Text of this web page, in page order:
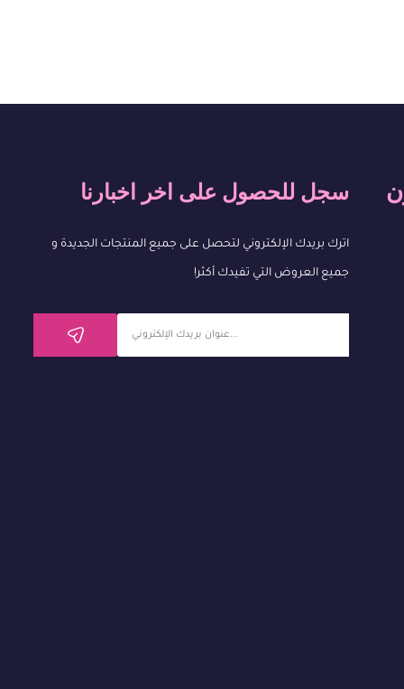
سجل للحصول على اخر اخبارنا
اترك بريدك الإلكتروني لتحصل على جميع المنتجات الجديدة و
جميع العروض التي تفيدك أكثر!